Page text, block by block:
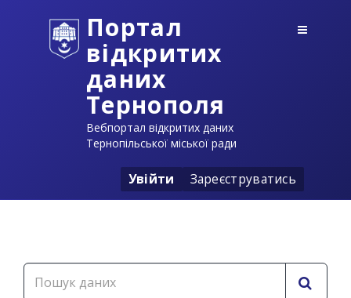
Портал
відкритих
даних
Тернополя
Вебпортал відкритих даних
Тернопільської міської ради
Увійти Зареєструватись